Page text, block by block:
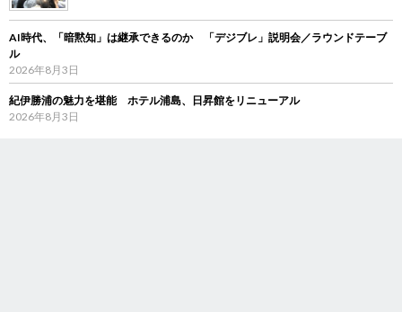
AI時代、「暗黙知」は継承できるのか 「デジブレ」説明会／ラウンドテーブ
ル
2026年8月3日
紀伊勝浦の魅力を堪能 ホテル浦島、日昇館をリニューアル
2026年8月3日